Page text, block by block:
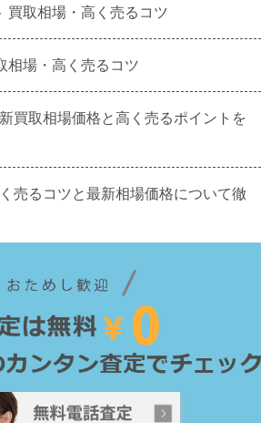
買取相場・高く売るコツ
相場・高く売るコツ
買取相場価格と高く売るポイントを
売るコツと最新相場価格について徹